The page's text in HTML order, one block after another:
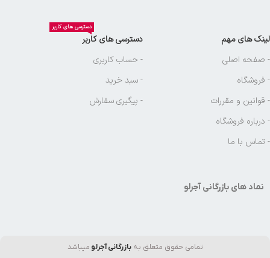
لینک های مهم
- صفحه اصلی
- فروشگاه
- قوانین و مقررات
- درباره فروشگاه
- تماس با ما
دسترسی های کاربر
دسترسی های کاربر
- حساب کاربری
- سبد خرید
- پیگیری سفارش
نماد های بازرگانی آجرلو
تمامی حقوق متعلق بهبازرگانی آجرلو میباشد